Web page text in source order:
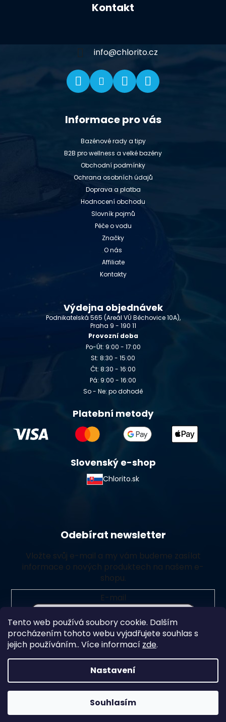
Tento web používá soubory cookie. Dalším
procházením tohoto webu vyjadřujete souhlas s
jejich používáním.. Více informací zde.
Nastavení
Souhlasím
Kontakt
info@chlorito.cz
Informace pro vás
Bazénové rady a tipy
B2B pro wellness a velké bazény
Obchodní podmínky
Ochrana osobních údajů
Doprava a platba
Hodnocení obchodu
Slovník pojmů
Péče o vodu
Značky
O nás
Affiliate
Kontakty
Výdejna objednávek
Podnikatelská 565 (Areál VÚ Běchovice 10A),
Praha 9 - 190 11
Provozní doba
Po-Út: 9:00 - 17:00
St: 8:30 - 15:00
Čt: 8:30 - 16:00
Pá: 9:00 - 16:00
So - Ne: po dohodě
Platební metody
Slovenský e-shop
Chlorito.sk
Odebírat newsletter
Vložte svůj e-mail a my vám budeme zasílat
informace o nových produktech na našem e-
shopu.
E-mail
Vložením e-mailu souhlasíte spodmínkami ochrany
osobních údajů
Přihlásit se
Copyright 2026Chlorito. Všechna práva vyhrazena.